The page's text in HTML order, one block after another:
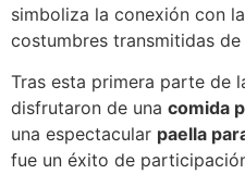
simboliza la conexión con
costumbres transmitidas
Tras esta primera parte de
disfrutaron de una comida
una espectacular paella
fue un éxito de